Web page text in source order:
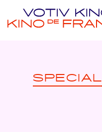
SPECIAL